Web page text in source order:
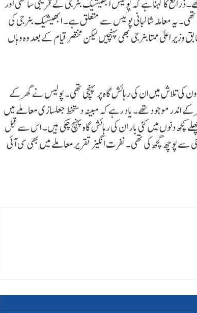
کا کہنا ہے کہ پولیس ابھیشیک بنرجی کے قریبی ساتھی اور
یہ معاملہ شالبانی پولیس سے متعلق ہے۔ ابھیشیک بنرجی کی
وزیر اعلیٰ ممتا بنرجی بھی پہنچیں لیکن مختصر قیام کے بعد وہ وہاں
تلاش میں ان کی رہائش گاہ پر پہنچی تھی۔ پولیس نے گھر کے
کے اندر موجود تھے۔ یاد رہے کہ مبینہ دستخط جعلسازی معاملے میں
کچھ دنوں میں کئی بار ان کی رہائش گاہ پہنچ چکی ہیں۔ اس سے قبل
پوچھ گچھ کی تھی۔ نفرت انگیز تقریر معاملے میں بھی سی آئی